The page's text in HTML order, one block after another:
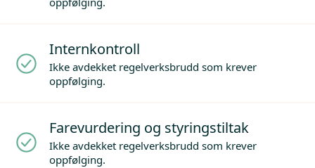
Internkontroll
Ikke avdekket regelverksbrudd som krever
oppfølging.
Farevurdering og styringstiltak
Ikke avdekket regelverksbrudd som krever
oppfølging.